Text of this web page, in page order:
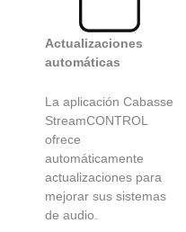
Actualizaciones
automáticas
La aplicación Cabasse
StreamCONTROL
ofrece
automáticamente
actualizaciones para
mejorar sus sistemas
de audio.